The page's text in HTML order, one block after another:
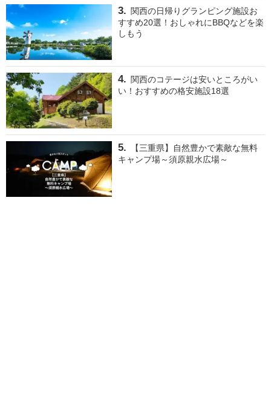
関西の日帰りグランピング施設お
すすめ20選！おしゃれにBBQなどを楽
しもう
関西のコテージは安いところがい
い！おすすめの格安施設18選
【三重県】自然豊かで素敵な無料
キャンプ場～須原親水広場～